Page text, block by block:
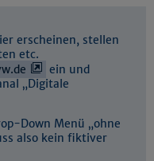
erscheinen, stellen
etc.
ein und
„Digitale
Down Menü „ohne
also kein fiktiver